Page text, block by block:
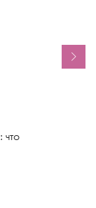
что